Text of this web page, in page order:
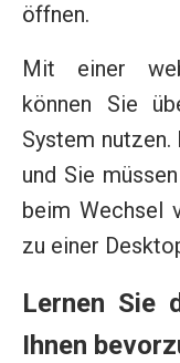
öffnen.
Mit einer
können Sie
System nutzen.
und Sie
beim Wechsel
zu einer
Lernen Sie
Ihnen